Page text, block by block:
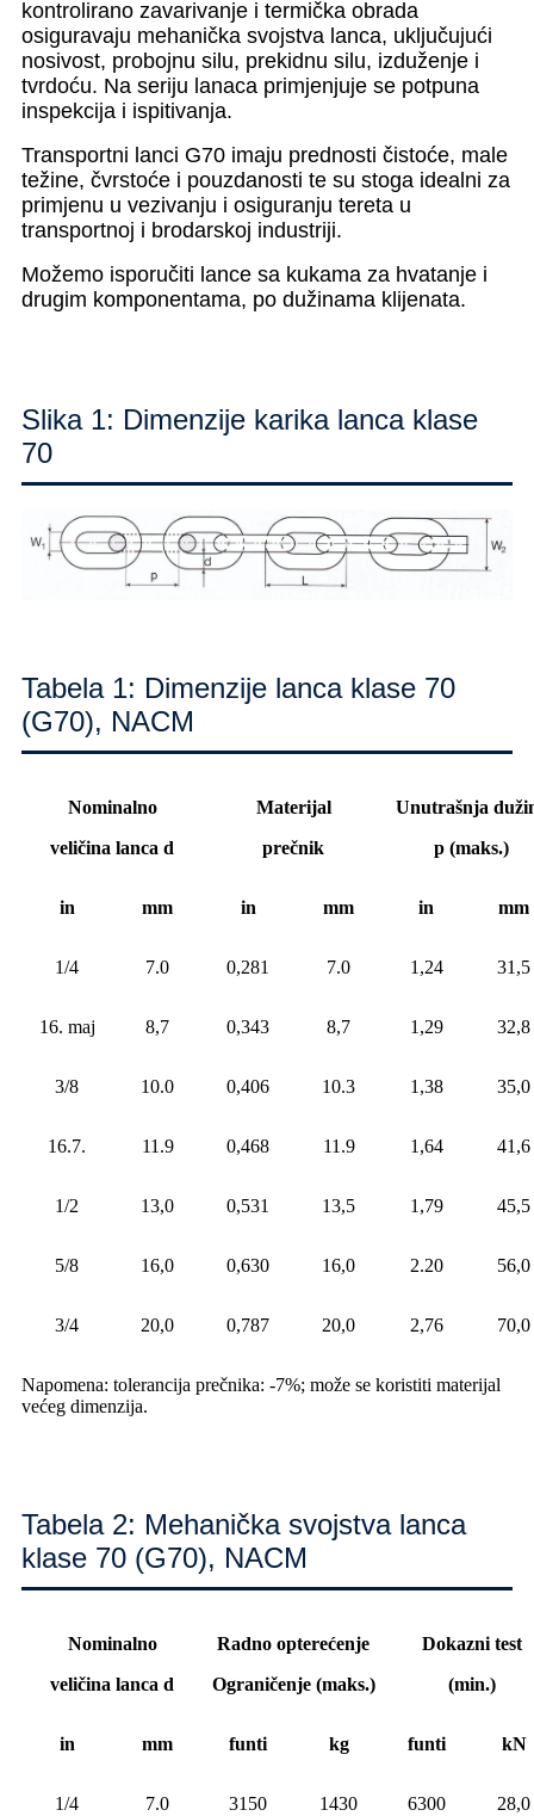
kontrolirano zavarivanje i termička obrada
osiguravaju mehanička svojstva lanca, uključujući
nosivost, probojnu silu, prekidnu silu, izduženje i
tvrdoću. Na seriju lanaca primjenjuje se potpuna
inspekcija i ispitivanja.
Transportni lanci G70 imaju prednosti čistoće, male
težine, čvrstoće i pouzdanosti te su stoga idealni za
primjenu u vezivanju i osiguranju tereta u
transportnoj i brodarskoj industriji.
Možemo isporučiti lance sa kukama za hvatanje i
drugim komponentama, po dužinama klijenata.
Slika 1: Dimenzije karika lanca klase
70
Tabela 1: Dimenzije lanca klase 70
(G70), NACM
Nominalno
veličina lanca d
Materijal
prečnik
Unutrašnja
p (maks.)
in mm in mm in mm
1/4 7.0 0,281 7.0 1,24 31,5
16. maj 8,7 0,343 8,7 1,29 32,8
3/8 10.0 0,406 10.3 1,38 35,0
16.7. 11.9 0,468 11.9 1,64 41,6
1/2 13,0 0,531 13,5 1,79 45,5
5/8 16,0 0,630 16,0 2.20 56,0
3/4 20,0 0,787 20,0 2,76 70,0
Napomena: tolerancija prečnika: -7%; može se koristiti materijal
većeg dimenzija.
Tabela 2: Mehanička svojstva lanca
klase 70 (G70), NACM
Nominalno
veličina lanca d
Radno opterećenje
Ograničenje (maks.)
Dokazni test
(min.)
in mm funti kg funti kN
1/4 7.0 3150 1430 6300 28,0